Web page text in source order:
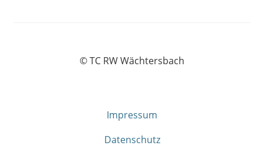
© TC RW Wächtersbach
Impressum
Datenschutz